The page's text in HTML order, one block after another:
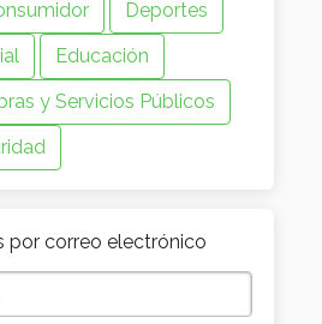
Deportes
Educación
y Servicios Públicos
por correo electrónico